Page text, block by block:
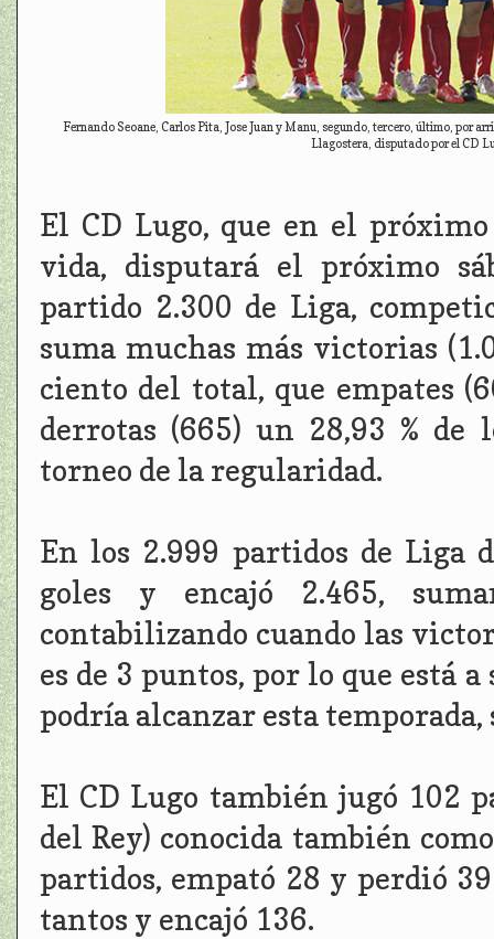
Fernando Seoane, Carlos Pita, Jose Juan y Manu, segundo, tercero, último, por
Llagostera, disputado por el CD
El CD Lugo, que en el
vida, disputará el próximo
partido 2.300 de Liga,
suma muchas más victorias
ciento del total, que empates
derrotas (665) un 28,93 % de
torneo de la regularidad.
En los 2.999 partidos de Liga
goles y encajó 2.465,
contabilizando cuando las
es de 3 puntos, por lo que está
podría alcanzar esta
El CD Lugo también jugó 102
del Rey) conocida también
partidos, empató 28 y perdió
tantos y encajó 136.